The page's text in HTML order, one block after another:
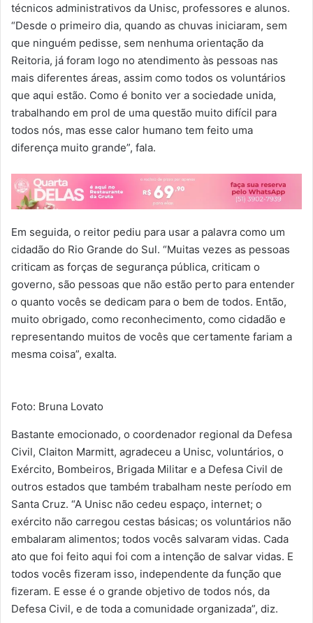
técnicos administrativos da Unisc, professores e alunos.
“Desde o primeiro dia, quando as chuvas iniciaram, sem
que ninguém pedisse, sem nenhuma orientação da
Reitoria, já foram logo no atendimento às pessoas nas
mais diferentes áreas, assim como todos os voluntários
que aqui estão. Como é bonito ver a sociedade unida,
trabalhando em prol de uma questão muito difícil para
todos nós, mas esse calor humano tem feito uma
diferença muito grande”, fala.
Em seguida, o reitor pediu para usar a palavra como um
cidadão do Rio Grande do Sul. “Muitas vezes as pessoas
criticam as forças de segurança pública, criticam o
governo, são pessoas que não estão perto para entender
o quanto vocês se dedicam para o bem de todos. Então,
muito obrigado, como reconhecimento, como cidadão e
representando muitos de vocês que certamente fariam a
mesma coisa”, exalta.
Foto: Bruna Lovato
Bastante emocionado, o coordenador regional da Defesa
Civil, Claiton Marmitt, agradeceu a Unisc, voluntários, o
Exército, Bombeiros, Brigada Militar e a Defesa Civil de
outros estados que também trabalham neste período em
Santa Cruz. “A Unisc não cedeu espaço, internet; o
exército não carregou cestas básicas; os voluntários não
embalaram alimentos; todos vocês salvaram vidas. Cada
ato que foi feito aqui foi com a intenção de salvar vidas. E
todos vocês fizeram isso, independente da função que
fizeram. E esse é o grande objetivo de todos nós, da
Defesa Civil, e de toda a comunidade organizada”, diz.